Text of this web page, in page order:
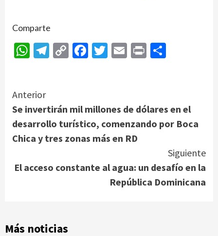
Comparte
WhatsApp
Telegram
CopyFacebook
Twitter
Email
Print
Continue
Reading
Anterior
Se invertirán mil millones de dólares en el
desarrollo turístico, comenzando por Boca
Chica y tres zonas más en RD
Siguiente
El acceso constante al agua: un desafío en la
República Dominicana
Más noticias